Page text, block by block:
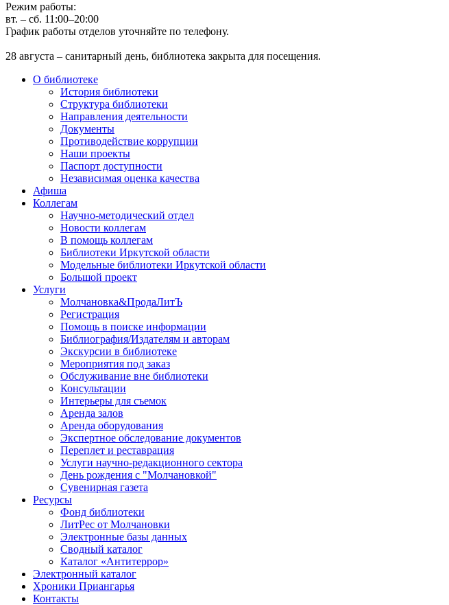
Режим работы:
вт. – сб. 11:00–20:00
График работы отделов уточняйте по телефону.
28 августа – санитарный день, библиотека закрыта для посещения.
О библиотеке
История библиотеки
Структура библиотеки
Направления деятельности
Документы
Противодействие коррупции
Наши проекты
Паспорт доступности
Независимая оценка качества
Афиша
Коллегам
Научно-методический отдел
Новости коллегам
В помощь коллегам
Библиотеки Иркутской области
Модельные библиотеки Иркутской области
Большой проект
Услуги
Молчановка&ПродаЛитЪ
Регистрация
Помощь в поиске информации
Библиография/Издателям и авторам
Экскурсии в библиотеке
Мероприятия под заказ
Обслуживание вне библиотеки
Консультации
Интерьеры для съемок
Аренда залов
Аренда оборудования
Экспертное обследование документов
Переплет и реставрация
Услуги научно-редакционного сектора
День рождения с "Молчановкой"
Сувенирная газета
Ресурсы
Фонд библиотеки
ЛитРес от Молчановки
Электронные базы данных
Сводный каталог
Каталог «Антитеррор»
Электронный каталог
Хроники Приангарья
Контакты